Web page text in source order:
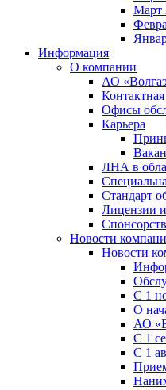
Март
Информация
О компании
АО
Офисы
Карьера
ЛНА в
Стандарт
Лицензии
Новости
Новости
С 1
О
АО
С 1
С 1